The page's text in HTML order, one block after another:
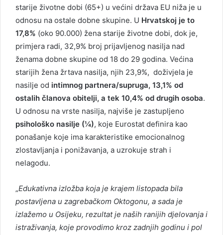
starije životne dobi (65+) u većini država EU niža je u
odnosu na ostale dobne skupine. U Hrvatskoj je to
17,8% (oko 90.000) žena starije životne dobi, dok je,
primjera radi, 32,9% broj prijavljenog nasilja nad
ženama dobne skupine od 18 do 29 godina. Većina
starijih žena žrtava nasilja, njih 23,9%, doživjela je
nasilje od intimnog partnera/supruga, 13,1% od
ostalih članova obitelji, a tek 10,4% od drugih osoba.
U odnosu na vrste nasilja, najviše je zastupljeno
psihološko nasilje (¼), koje Eurostat definira kao
ponašanje koje ima karakteristike emocionalnog
zlostavljanja i ponižavanja, a uzrokuje strah i
nelagodu.
„Edukativna izložba koja je krajem listopada bila
postavljena u zagrebačkom Oktogonu, a sada je
izlažemo u Osijeku, rezultat je naših ranijih djelovanja i
istraživanja, koje provodimo kroz zadnjih godinu i pol